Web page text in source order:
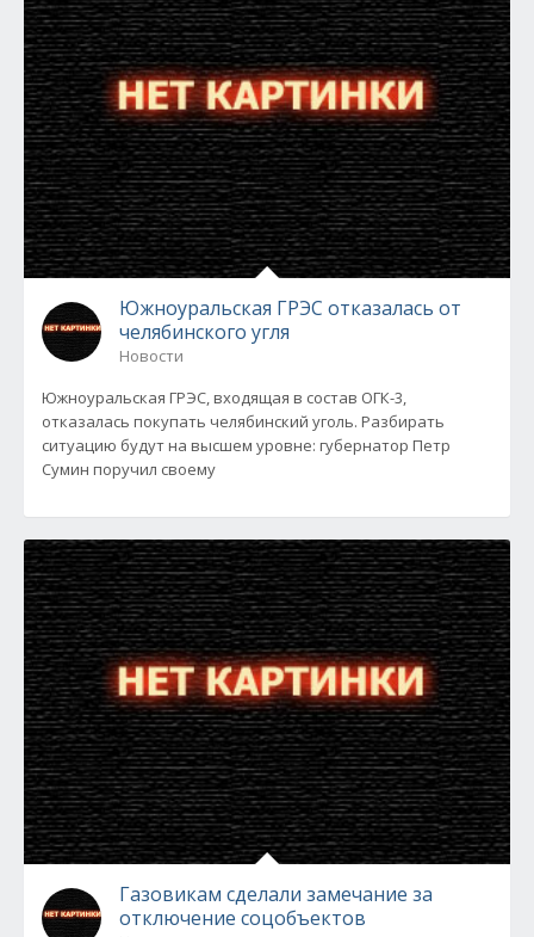
Южноуральская ГРЭС отказалась от
челябинского угля
Новости
Южноуральская ГРЭС, входящая в состав ОГК-3,
отказалась покупать челябинский уголь. Разбирать
ситуацию будут на высшем уровне: губернатор Петр
Сумин поручил своему
Газовикам сделали замечание за
отключение соцобъектов